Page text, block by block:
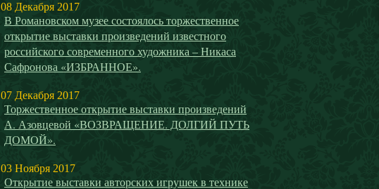
08 Декабря 2017
В Романовском музее состоялось торжественное
открытие выставки произведений известного
российского современного художника – Никаса
Сафронова «ИЗБРАННОЕ».
07 Декабря 2017
Торжественное открытие выставки произведений
А. Азовцевой «ВОЗВРАЩЕНИЕ. ДОЛГИЙ ПУТЬ
ДОМОЙ».
03 Ноября 2017
Открытие выставки авторских игрушек в технике